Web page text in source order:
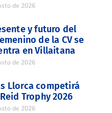
de 2026
y futuro del
de la CV se
en Villaitana
de 2026
Llorca competirá
Trophy 2026
de 2026